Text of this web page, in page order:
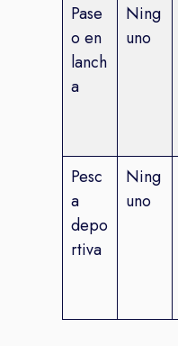
Pase
o en
lanch
a
Ning
uno
Pesc
a
depo
rtiva
Ning
uno